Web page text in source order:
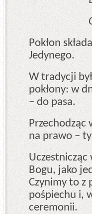
Pokłon
Jedynego.
W tradycji
pokłony: w
– do pasa.
Przechodząc
na prawo –
Bogu, jako
Czynimy to z
pośpiechu i,
ceremonii.